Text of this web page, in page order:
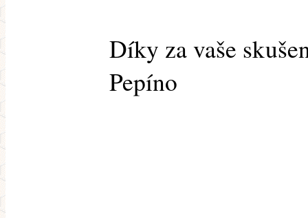
Díky za vaše
Pepíno